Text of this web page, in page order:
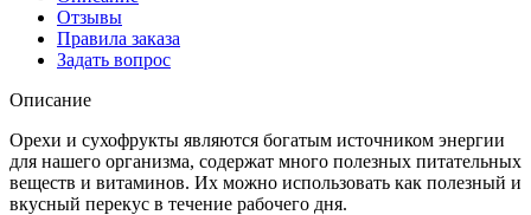
Отзывы
Правила заказа
Задать вопрос
Описание
Орехи и сухофрукты являются богатым источником энергии
для нашего организма, содержат много полезных питательных
веществ и витаминов. Их можно использовать как полезный и
вкусный перекус в течение рабочего дня.